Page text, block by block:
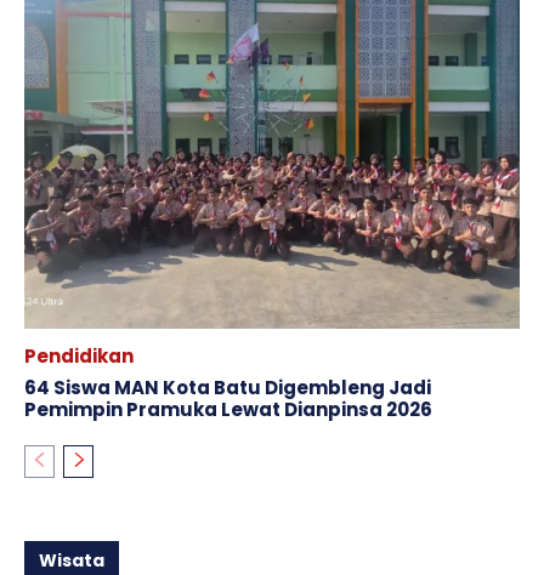
Pendidikan
64 Siswa MAN Kota Batu Digembleng Jadi
Pemimpin Pramuka Lewat Dianpinsa 2026
Wisata